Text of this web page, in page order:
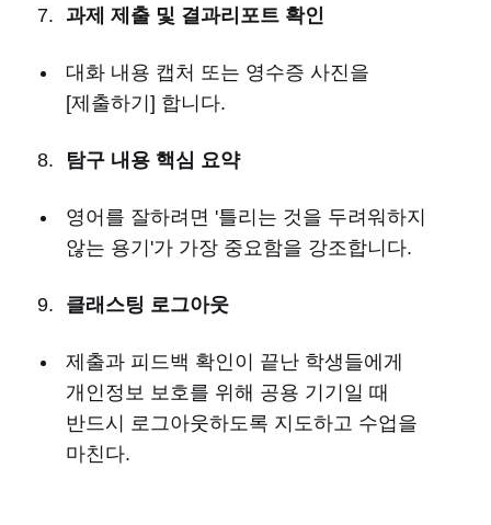
과제 제출 및 결과리포트 확인
대화 내용 캡처 또는 영수증 사진을
[제출하기] 합니다.
탐구 내용 핵심 요약
영어를 잘하려면 '틀리는 것을 두려워하지
않는 용기'가 가장 중요함을 강조합니다.
클래스팅 로그아웃
제출과 피드백 확인이 끝난 학생들에게
개인정보 보호를 위해 공용 기기일 때
반드시 로그아웃하도록 지도하고 수업을
마친다.